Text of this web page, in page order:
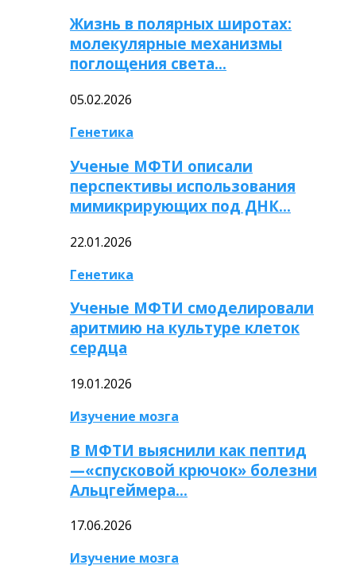
Жизнь в полярных широтах:
молекулярные механизмы
поглощения света…
05.02.2026
Генетика
Ученые МФТИ описали
перспективы использования
мимикрирующих под ДНК…
22.01.2026
Генетика
Ученые МФТИ смоделировали
аритмию на культуре клеток
сердца
19.01.2026
Изучение мозга
В МФТИ выяснили как пептид
—«спусковой крючок» болезни
Альцгеймера…
17.06.2026
Изучение мозга